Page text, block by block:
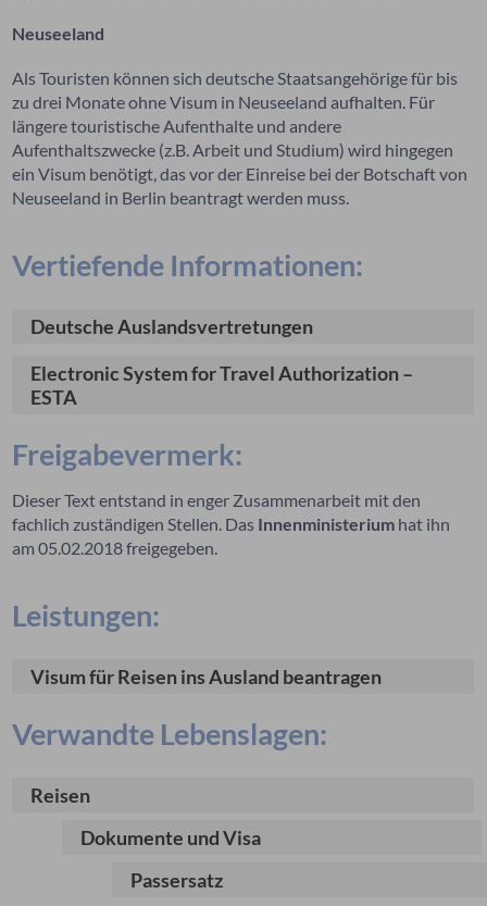
Neuseeland
Als Touristen können sich deutsche Staatsangehörige für bis
zu drei Monate ohne Visum in Neuseeland aufhalten. Für
längere touristische Aufenthalte und andere
Aufenthaltszwecke (z.B. Arbeit und Studium) wird hingegen
ein Visum benötigt, das vor der Einreise bei der Botschaft von
Neuseeland in Berlin beantragt werden muss.
Vertiefende Informationen:
Deutsche Auslandsvertretungen
Electronic System for Travel Authorization –
ESTA
Freigabevermerk:
Dieser Text entstand in enger Zusammenarbeit mit den
fachlich zuständigen Stellen. Das Innenministerium hat ihn
am 05.02.2018 freigegeben.
Leistungen:
Visum für Reisen ins Ausland beantragen
Verwandte Lebenslagen:
Reisen
Dokumente und Visa
Passersatz